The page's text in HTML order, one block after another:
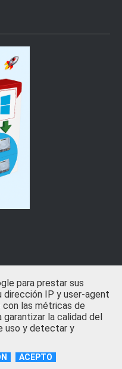
para prestar sus
dirección IP y user-agent
las métricas de
la calidad del
uso y detectar y
ACEPTO